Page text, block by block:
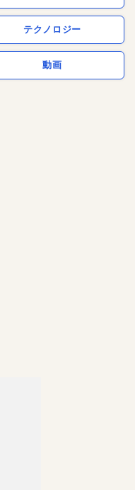
テクノロジー
動画